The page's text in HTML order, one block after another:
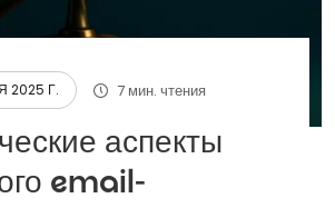
2025 Г. 7 мин. чтения
аспекты
email-